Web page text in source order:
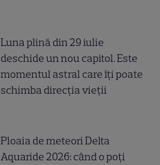
Luna plină din 29 iulie
deschide un nou capitol. Este
momentul astral care îți poate
schimba direcția vieții
Ploaia de meteori Delta
Aquaride 2026: când o poți